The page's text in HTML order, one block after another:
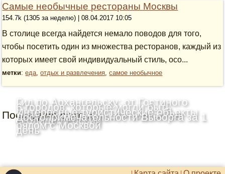
Самые необычные рестораны Москвы
154.7k (1305 за неделю) | 08.04.2017 10:05
В столице всегда найдется немало поводов для того,
чтобы посетить один из множества ресторанов, каждый из
которых имеет свой индивидуальный стиль, осо...
метки:еда,отдых и развлечения,самое необычное
Последние статьи
Гид по Архангельску: от Гостиного
двора до деревянного зодчества
6 городов, которые могли быть
столицей России
Интересные туристические объекты
рядом с Москвой
Достопримечательности Выборга за 1
день